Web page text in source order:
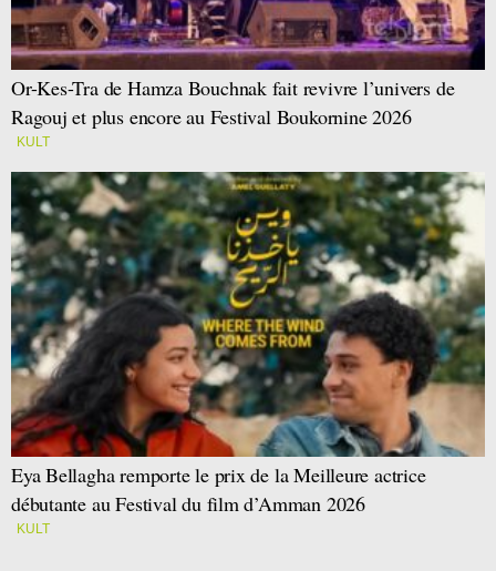
Or-Kes-Tra de Hamza Bouchnak fait revivre l’univers de
Ragouj et plus encore au Festival Boukornine 2026
KULT
Eya Bellagha remporte le prix de la Meilleure actrice
débutante au Festival du film d’Amman 2026
KULT